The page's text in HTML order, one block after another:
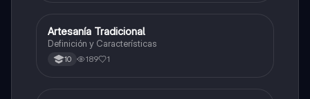
Artes
Artesanía Tradicional
Definición y Características
10 189 1